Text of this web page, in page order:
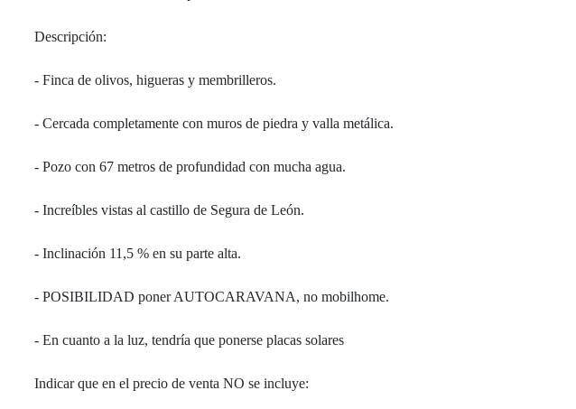
Descripción:
- Finca de olivos, higueras y membrilleros.
- Cercada completamente con muros de piedra y valla metálica.
- Pozo con 67 metros de profundidad con mucha agua.
- Increíbles vistas al castillo de Segura de León.
- Inclinación 11,5 % en su parte alta.
- POSIBILIDAD poner AUTOCARAVANA, no mobilhome.
- En cuanto a la luz, tendría que ponerse placas solares
Indicar que en el precio de venta NO se incluye: